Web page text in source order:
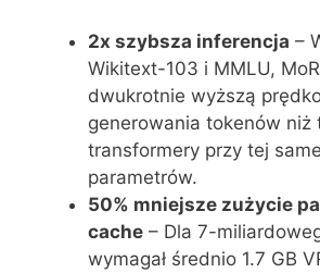
2x szybsza inferencja –
Wikitext-103 i MMLU,
dwukrotnie wyższą
generowania tokenów niż
transformery przy tej
parametrów.
50% mniejsze zużycie
cache – Dla 7-
wymagał średnio 1.7 GB